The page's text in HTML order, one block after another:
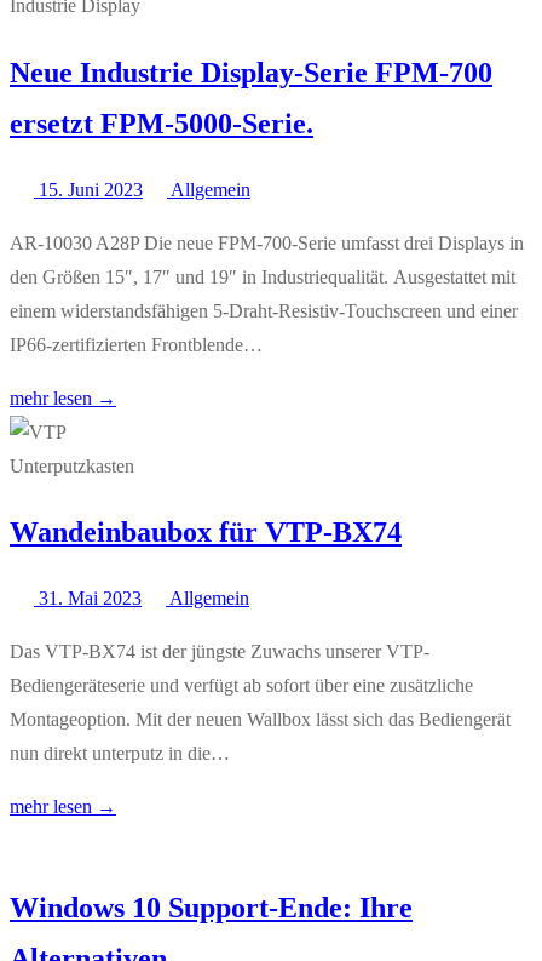
Neue Industrie Display-Serie FPM-700
ersetzt FPM-5000-Serie.
15. Juni 2023 Allgemein
AR-10030 A28P Die neue FPM-700-Serie umfasst drei Displays in
den Größen 15″, 17″ und 19″ in Industriequalität. Ausgestattet mit
einem widerstandsfähigen 5-Draht-Resistiv-Touchscreen und einer
IP66-zertifizierten Frontblende…
mehr lesen →
Wandeinbaubox für VTP-BX74
31. Mai 2023 Allgemein
Das VTP-BX74 ist der jüngste Zuwachs unserer VTP-
Bediengeräteserie und verfügt ab sofort über eine zusätzliche
Montageoption. Mit der neuen Wallbox lässt sich das Bediengerät
nun direkt unterputz in die…
mehr lesen →
Windows 10 Support-Ende: Ihre